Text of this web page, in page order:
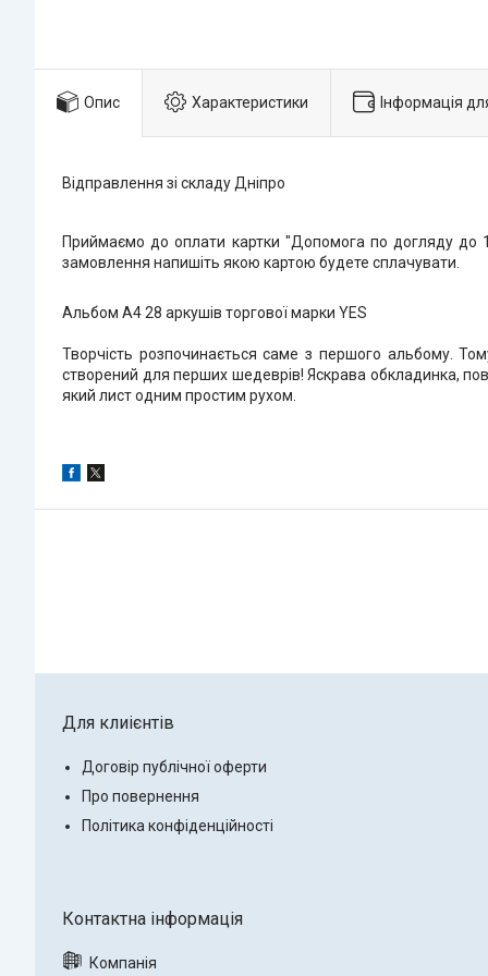
Опис Характеристики Інформація
Відправлення зі складу Дніпро
Приймаємо до оплати картки "Допомога по догляду до
замовлення напишіть якою картою будете сплачувати.
Альбом А4 28 аркушів торгової марки YES
Творчість розпочинається саме з першого альбому.
створений для перших шедеврів! Яскрава обкладинка,
який лист одним простим рухом.
Для клиієнтів
Договір публічної оферти
Про повернення
Політика конфіденційності